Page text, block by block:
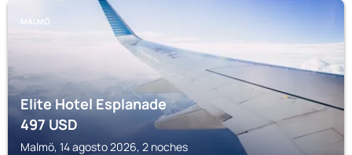
MALMÖ
Elite Hotel Esplanade
497USD
Malmö, 14 agosto 2026, 2 noches